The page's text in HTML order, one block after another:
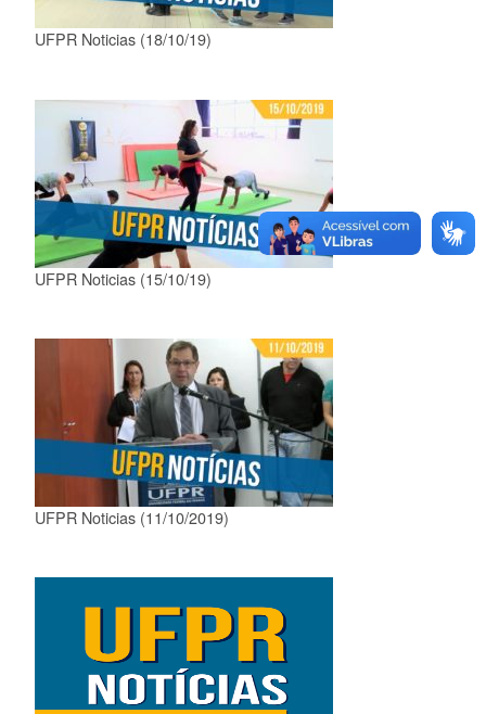
UFPR Noticias (18/10/19)
UFPR Noticias (15/10/19)
UFPR Noticias (11/10/2019)